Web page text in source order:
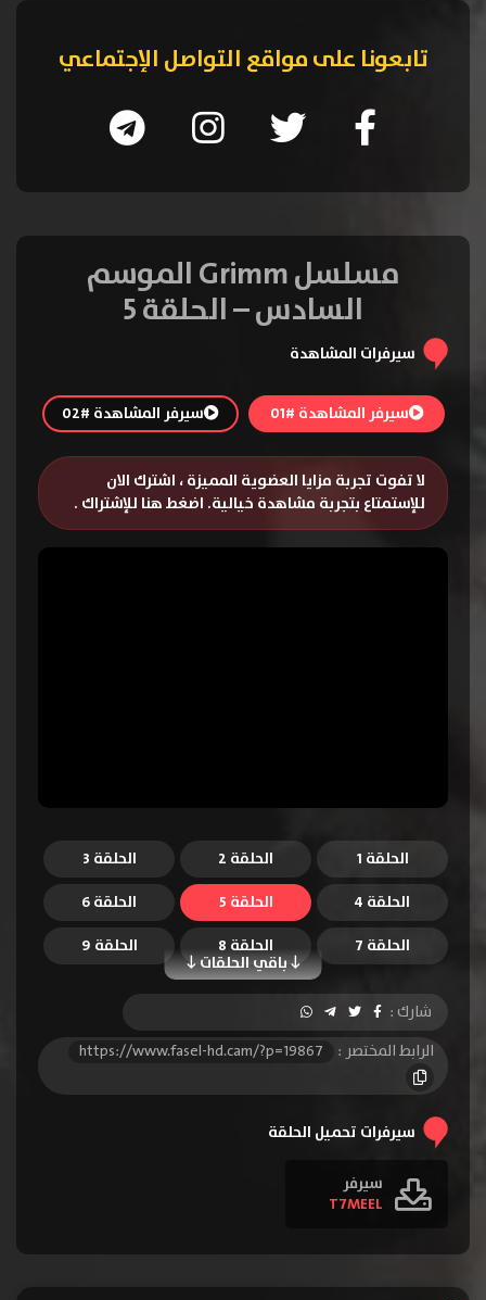
تابعونا على مواقع التواصل الإجتماعي
مسلسل Grimm الموسم
السادس – الحلقة 5
سيرفرات المشاهدة
سيرفر المشاهدة #01 سيرفر المشاهدة #02
لا تفوت تجربة مزايا العضوية المميزة ، اشترك الان
للإستمتاع بتجربة مشاهدة خيالية. اضغط هنا للإشتراك .
الحلقة 1 الحلقة 2
الحلقة 3
الحلقة 4
الحلقة 5 الحلقة 6
باقي الحلقات
الحلقة 7 الحلقة 8
الحلقة 9
الحلقة 10
الحلقة 11
الحلقة 13
شارك :
الرابط المختصر :
https://www.fasel-hd.cam/?p=19867
سيرفرات تحميل الحلقة
سيرفر
T7MEEL